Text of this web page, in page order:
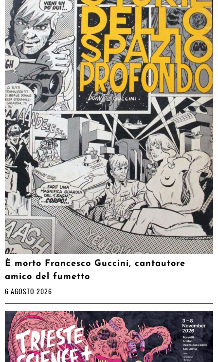
È morto Francesco Guccini, cantautore
amico del fumetto
6 AGOSTO 2026